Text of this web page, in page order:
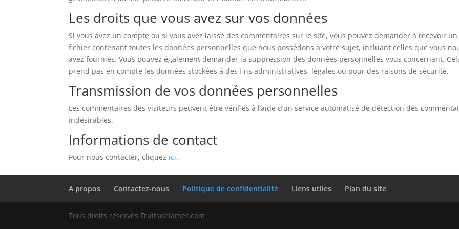
Les droits que vous avez sur vos données
Si vous avez un compte ou si vous avez laissé des commentaires sur le site, vous pouvez demander à recevoir un
fichier contenant toutes les données personnelles que nous possédons à votre sujet, incluant celles que vous
avez fournies. Vous pouvez également demander la suppression des données personnelles vous concernant.
prend pas en compte les données stockées à des fins administratives, légales ou pour des raisons de sécurité.
Transmission de vos données personnelles
Les commentaires des visiteurs peuvent être vérifiés à l’aide d’un service automatisé de détection des
indésirables.
Informations de contact
Pour nous contacter, cliquez ici.
A propos Contactez-nous Politique de confidentialité Liens utiles Plan du site
Tous droits réservés Fruitsdelamer.com